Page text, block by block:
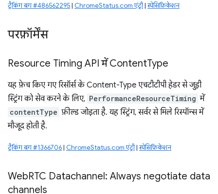
ट्रैकिंग बग #486562295| ChromeStatus.com एंट्री|स्पेसिफ़िकेशन
परफ़ॉर्मेंस
Resource Timing API में ContentType
यह फ़ेच किए गए रिसॉर्स के Content-Type एचटीटीपी हेडर से जुड़ी
स्ट्रिंग को सेव करने के लिए, PerformanceResourceTiming में
contentType फ़ील्ड जोड़ता है. यह स्ट्रिंग, सर्वर से मिले रिस्पॉन्स में
मौजूद होती है.
ट्रैकिंग बग #1366706| ChromeStatus.com एंट्री|स्पेसिफ़िकेशन
WebRTC Datachannel: Always negotiate data
channels